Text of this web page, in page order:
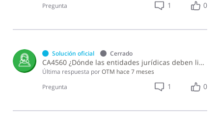
residuos
la
Dominicana.
Pregunta
1 0
Solución oficial Cerrado
CA4560 ¿Dónde las entidades jurídicas deben liquidar la contribución especial para la gestión integral de residuos?
Última respuesta porOTM hace 7 meses
Pregunta
1 0